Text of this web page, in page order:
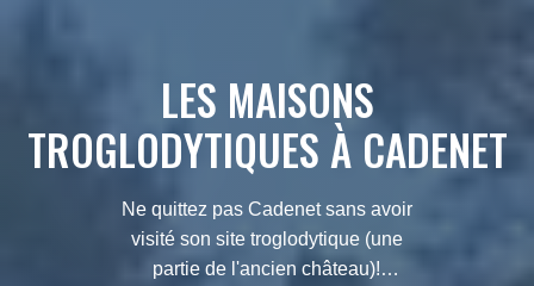
LES MAISONS
TROGLODYTIQUES À CADENET
Ne quittez pas Cadenet sans avoir
visité son site troglodytique (une
partie de l'ancien château)!